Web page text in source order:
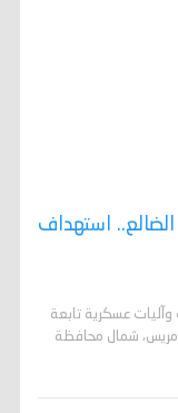
استهداف
عسكرية تابعة
شمال محافظة